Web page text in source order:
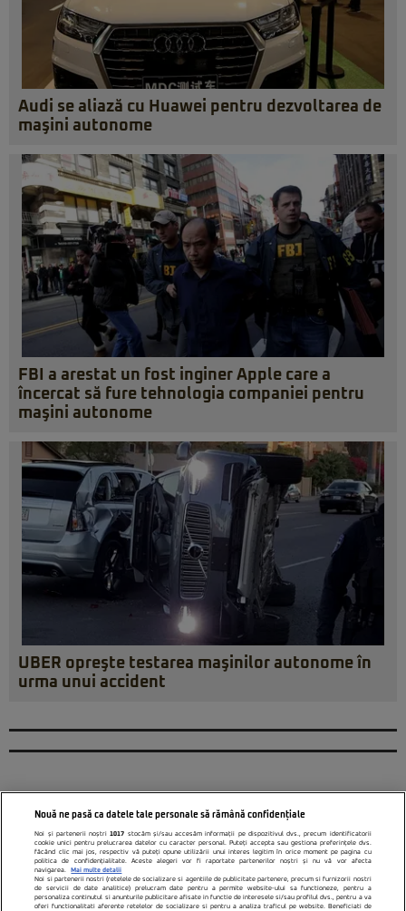
Audi se aliază cu Huawei pentru dezvoltarea de
maşini autonome
FBI a arestat un fost inginer Apple care a
încercat să fure tehnologia companiei pentru
maşini autonome
UBER opreşte testarea maşinilor autonome în
urma unui accident
Nouă ne pasă ca datele tale personale să rămână confidențiale
Noi și partenerii noștri1017 stocăm și/sau accesăm informații pe dispozitivul dvs., precum identificatorii
cookie unici pentru prelucrarea datelor cu caracter personal. Puteți accepta sau gestiona preferințele dvs.
făcând clic mai jos, respectiv vă puteți opune utilizării unui interes legitim în orice moment pe pagina cu
politica de confidențialitate. Aceste alegeri vor fi raportate partenerilor noștri și nu vă vor afecta
navigarea.
Mai multe detalii
Noi si partenerii nostri (retelele de socializare si agentiile de publicitate partenere, precum si furnizorii nostri
de servicii de date analitice) prelucram date pentru a permite website-ului sa functioneze, pentru a
personaliza continutul si anunturile publicitare afisate in functie de interesele si/sau profilul dvs., pentru a va
oferi functionalitati aferente retelelor de socializare si pentru a analiza traficul pe website. Beneficiati de